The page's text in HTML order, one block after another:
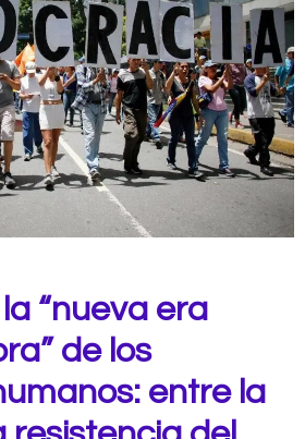
“nueva era
de los
entre la